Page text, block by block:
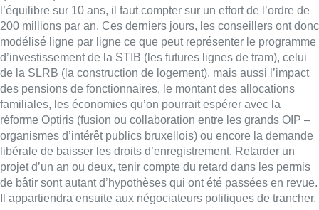
l’équilibre sur 10 ans, il faut compter sur un effort de l’ordre de
200 millions par an. Ces derniers jours, les conseillers ont donc
modélisé ligne par ligne ce que peut représenter le programme
d’investissement de la STIB (les futures lignes de tram), celui
de la SLRB (la construction de logement), mais aussi l’impact
des pensions de fonctionnaires, le montant des allocations
familiales, les économies qu’on pourrait espérer avec la
réforme Optiris (fusion ou collaboration entre les grands OIP –
organismes d’intérêt publics bruxellois) ou encore la demande
libérale de baisser les droits d’enregistrement. Retarder un
projet d’un an ou deux, tenir compte du retard dans les permis
de bâtir sont autant d’hypothèses qui ont été passées en revue.
Il appartiendra ensuite aux négociateurs politiques de trancher.